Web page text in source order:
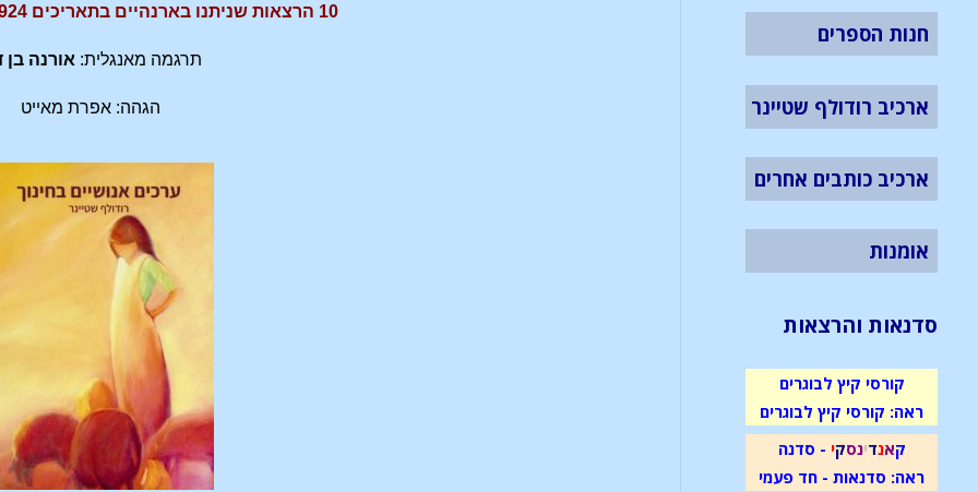
10 הרצאות שניתנו בארנהיים בתאריכים 17.7.1924 עד 24.7.1924
תרגמה מאנגלית: אורנה בן
הגהה: אפרת מאייט
חנות הספרים
ארכיב רודולף שטיינר
ארכיב כותבים אחרים
אומנות
סדנאות והרצאות
קורסי קיץ לבוגרים
ראה: קורסי קיץ לבוגרים
קאנדינסקי - סדנה
ראה: סדנאות - חד פעמי